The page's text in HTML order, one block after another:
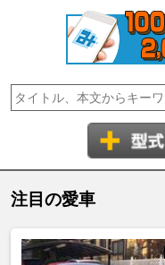
注目の愛車